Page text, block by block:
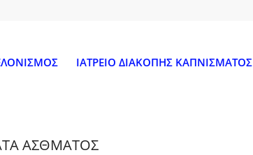
ΙΑΤΡΕΙΟ ΔΙΑΚΟΠΗΣ ΚΑΠΝΙΣΜΑΤΟΣ
ΑΣΘΜΑΤΟΣ